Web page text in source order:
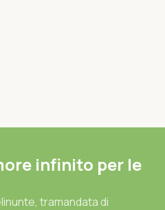
infinito per le
tramandata di